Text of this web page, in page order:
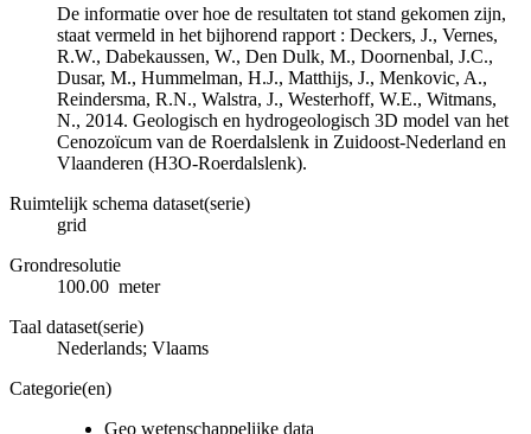
De informatie over hoe de resultaten tot stand gekomen zijn,
staat vermeld in het bijhorend rapport : Deckers, J., Vernes,
R.W., Dabekaussen, W., Den Dulk, M., Doornenbal, J.C.,
Dusar, M., Hummelman, H.J., Matthijs, J., Menkovic, A.,
Reindersma, R.N., Walstra, J., Westerhoff, W.E., Witmans,
N., 2014. Geologisch en hydrogeologisch 3D model van het
Cenozoïcum van de Roerdalslenk in Zuidoost-Nederland en
Vlaanderen (H3O-Roerdalslenk).
Ruimtelijk schema dataset(serie)
grid
Grondresolutie
100.00 meter
Taal dataset(serie)
Nederlands; Vlaams
Categorie(en)
Geo wetenschappelijke data